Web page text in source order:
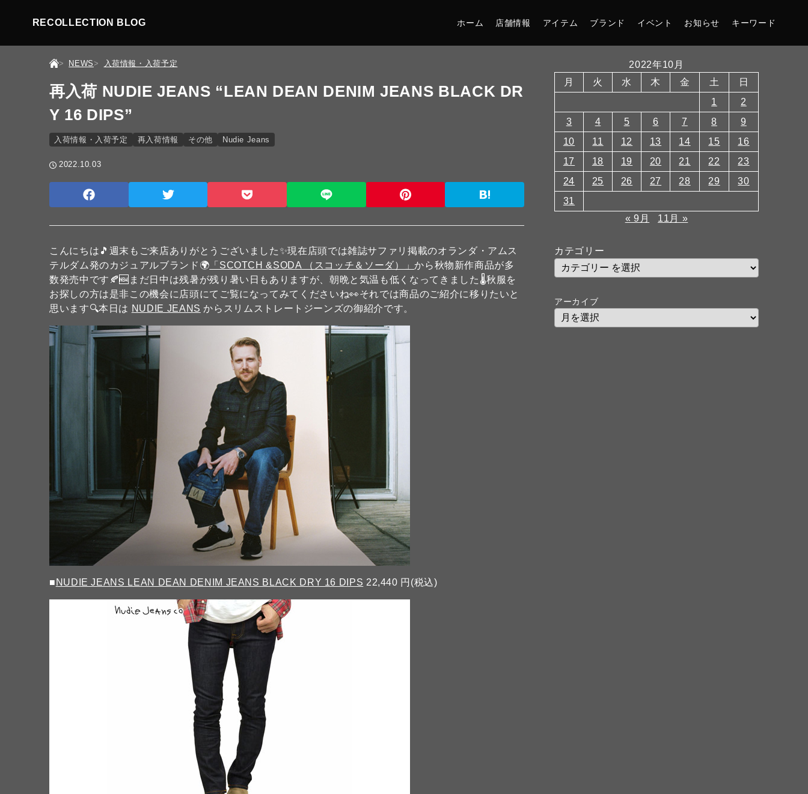
RECOLLECTION BLOG ホーム 店舗情報 アイテム ブランド イベント お知らせ キーワード
NEWS 入荷情報・入荷予定
再入荷 NUDIE JEANS “LEAN DEAN DENIM JEANS BLACK DR
Y 16 DIPS”
入荷情報・入荷予定 再入荷情報 その他 Nudie Jeans
2022.10.03
こんにちは🎵週末もご来店ありがとうございました✨現在店頭では雑誌サファリ掲載のオランダ・アムス
テルダム発のカジュアルブランド🌍 「SCOTCH &SODA （スコッチ＆ソーダ）」から秋物新作商品が多
数発売中です🍂🆕まだ日中は残暑が残り暑い日もありますが、朝晩と気温も低くなってきました🌡秋服を
お探しの方は是非この機会に店頭にてご覧になってみてくださいね👀それでは商品のご紹介に移りたいと
思います🔍本日は NUDIE JEANS からスリムストレートジーンズの御紹介です。
■ NUDIE JEANS LEAN DEAN DENIM JEANS BLACK DRY 16 DIPS 22,440 円(税込)
2022年10月
月
火 水 木 金 土
日
1
2
3
4 5 6 7 8
9
10
11 12 13 14 15
16
17
18 19 20 21 22
23
24
25 26 27 28 29
30
31
« 9月
11月 »
カテゴリー
アーカイブ